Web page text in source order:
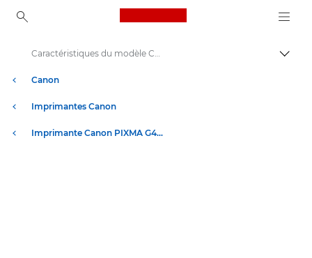
Canon Logo, back to
Canon
Imprimantes Canon
Imprimante Canon PIXMA G4570
Caractéristiques du modèle Canon PIXMA G4570